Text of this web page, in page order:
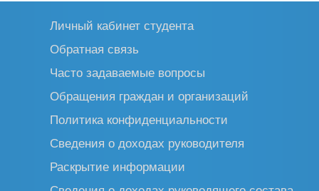
Личный кабинет студента
Обратная связь
Часто задаваемые вопросы
Обращения граждан и организаций
Политика конфиденциальности
Сведения о доходах руководителя
Раскрытие информации